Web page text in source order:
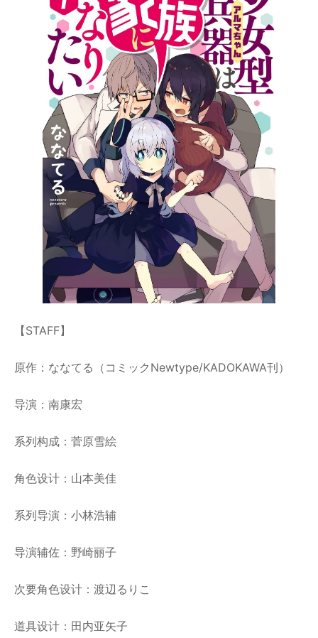
【STAFF】
原作：ななてる（コミックNewtype/KADOKAWA刊）
导演：南康宏
系列构成：菅原雪絵
角色设计：山本美佳
系列导演：小林浩辅
导演辅佐：野崎丽子
次要角色设计：渡辺るりこ
道具设计：田内亚矢子